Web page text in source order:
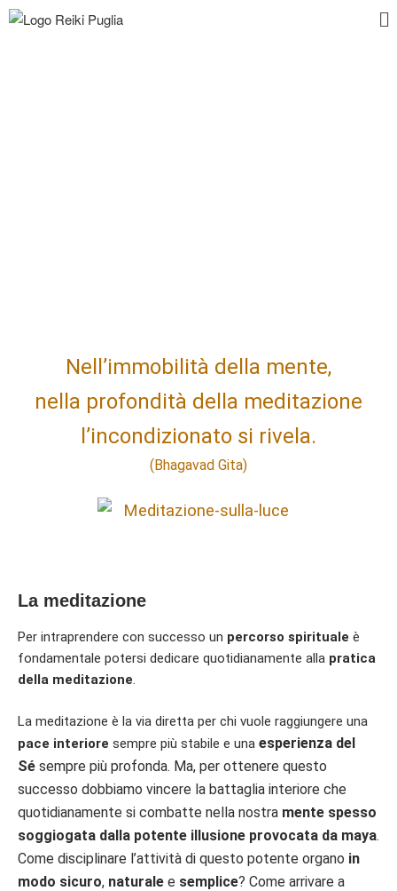
Nell’immobilità della mente,
nella profondità della meditazione
l’incondizionato si rivela.
(Bhagavad Gita)
La meditazione
Per intraprendere con successo un percorso spirituale è
fondamentale potersi dedicare quotidianamente alla pratica
della meditazione.
La meditazione è la via diretta per chi vuole raggiungere una
pace interiore sempre più stabile e una esperienza del
Sé sempre più profonda. Ma, per ottenere questo
successo dobbiamo vincere la battaglia interiore che
quotidianamente si combatte nella nostra mente spesso
soggiogata dalla potente illusione provocata da maya.
Come disciplinare l’attività di questo potente organo in
modo sicuro, naturale e semplice? Come arrivare a